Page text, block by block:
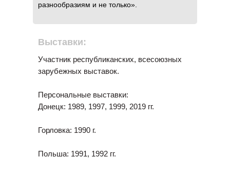
разнообразиям и не только».
Участник республиканских, всесоюзных
зарубежных выставок.
Персональные выставки:
Донецк: 1989, 1997, 1999, 2019 гг.
Горловка: 1990 г.
Польша: 1991, 1992 гг.
Выставки: